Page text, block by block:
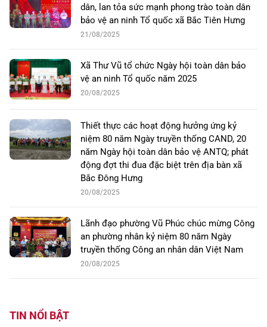
dân, lan tỏa sức mạnh phong trào toàn dân
bảo vệ an ninh Tổ quốc xã Bắc Tiên Hưng
21/08/2025
Xã Thư Vũ tổ chức Ngày hội toàn dân bảo
vệ an ninh Tổ quốc năm 2025
20/08/2025
Thiết thực các hoạt động hưởng ứng kỷ
niệm 80 năm Ngày truyền thống CAND, 20
năm Ngày hội toàn dân bảo vệ ANTQ; phát
động đợt thi đua đặc biệt trên địa bàn xã
Bắc Đông Hưng
20/08/2025
Lãnh đạo phường Vũ Phúc chúc mừng Công
an phường nhân kỷ niệm 80 năm Ngày
truyền thống Công an nhân dân Việt Nam
20/08/2025
TIN NỔI BẬT